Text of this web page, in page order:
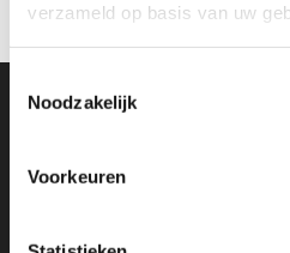
verzameld op basis van uw
Noodzakelijk
Voorkeuren